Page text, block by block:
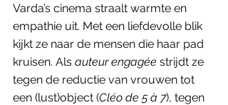
Varda’s cinema straalt warmte en
empathie uit. Met een liefdevolle blik
kijkt ze naar de mensen die haar pad
kruisen. Als auteur engagée strijdt ze
tegen de reductie van vrouwen tot
een (lust)object (Cléo de 5 à 7), tegen